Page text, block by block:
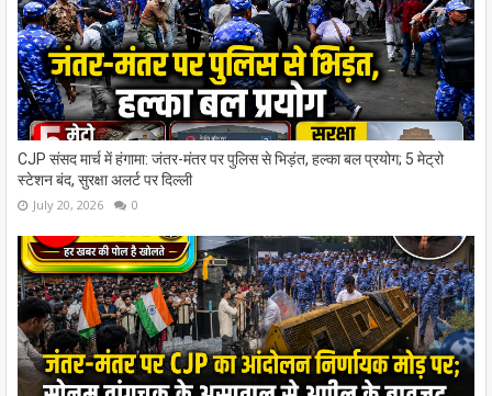
CJP संसद मार्च में हंगामा: जंतर-मंतर पर पुलिस से भिड़ंत, हल्का बल प्रयोग; 5 मेट्रो
स्टेशन बंद, सुरक्षा अलर्ट पर दिल्ली
July 20, 2026 0